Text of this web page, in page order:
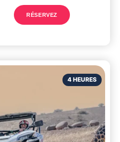
RÉSERVEZ
4 HEURES